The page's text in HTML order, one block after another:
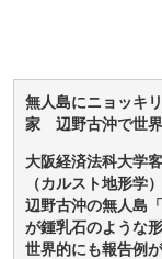
無人島にニョッキ
家 辺野古沖で世界
大阪経済法科大学
（カルスト地形学
辺野古沖の無人島
が鍾乳石のような
世界的にも報告例